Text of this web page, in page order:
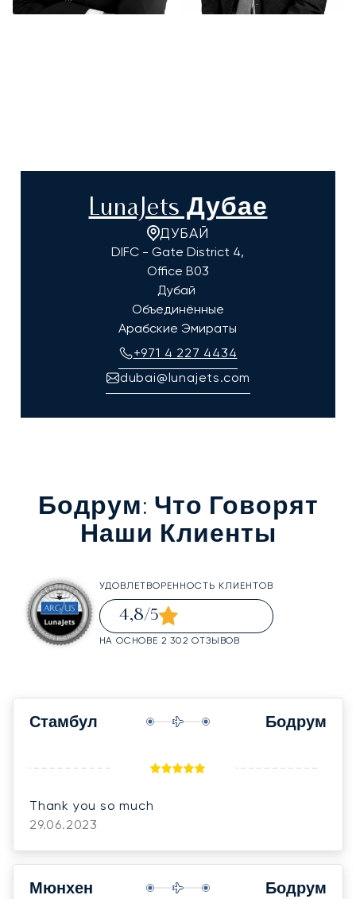
LunaJets Дубае
ДУБАЙ
DIFC - Gate District 4,
Office B03
Дубай
Объединённые
Арабские Эмираты
+971 4 227 4434
dubai@lunajets.com
Бодрум: Что Говорят
Наши Клиенты
УДОВЛЕТВОРЕННОСТЬ КЛИЕНТОВ
4,8/5
НА ОСНОВЕ 2 302 ОТЗЫВОВ
Стамбул Бодрум
Thank you so much
29.06.2023
Мюнхен Бодрум